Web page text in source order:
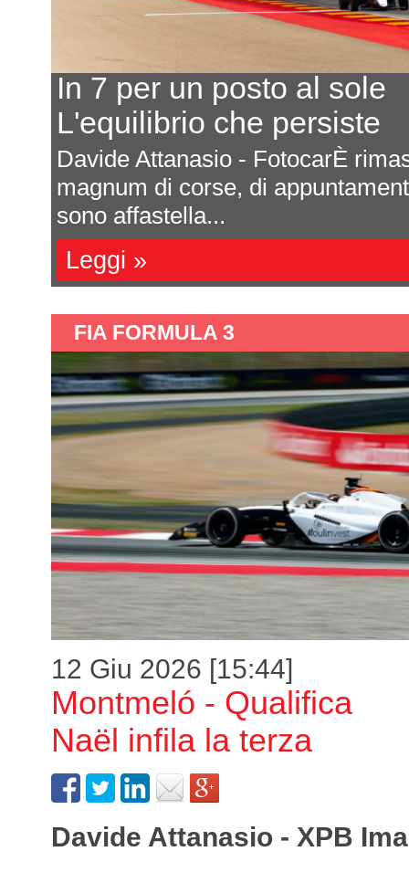
In 7 per un posto al sole
L'equilibrio che persiste
Davide Attanasio - FotocarÈ
magnum di corse, di
sono affastella...
Leggi »
FIA FORMULA 3
12 Giu 2026 [15:44]
Montmeló - Qualifica
Naël infila la terza
Davide Attanasio - XPB